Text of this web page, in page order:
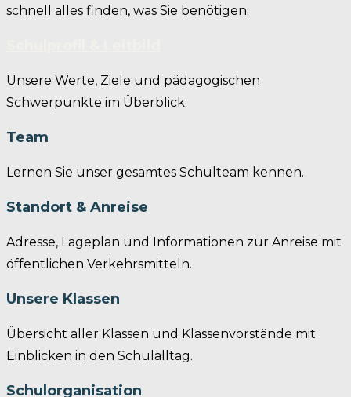
schnell alles finden, was Sie benötigen.
Unsere Werte, Ziele und pädagogischen
Schwerpunkte im Überblick.
Team
Lernen Sie unser gesamtes Schulteam kennen.
Standort & Anreise
Adresse, Lageplan und Informationen zur Anreise mit
öffentlichen Verkehrsmitteln.
Unsere Klassen
Übersicht aller Klassen und Klassenvorstände mit
Einblicken in den Schulalltag.
Schulorganisation